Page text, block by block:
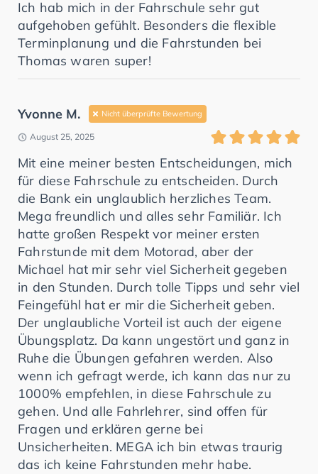
Ich hab mich in der Fahrschule sehr gut
aufgehoben gefühlt. Besonders die flexible
Terminplanung und die Fahrstunden bei
Thomas waren super!
Yvonne M. Nicht überprüfte Bewertung
August 25, 2025
Mit eine meiner besten Entscheidungen, mich
für diese Fahrschule zu entscheiden. Durch
die Bank ein unglaublich herzliches Team.
Mega freundlich und alles sehr Familiär. Ich
hatte großen Respekt vor meiner ersten
Fahrstunde mit dem Motorad, aber der
Michael hat mir sehr viel Sicherheit gegeben
in den Stunden. Durch tolle Tipps und sehr viel
Feingefühl hat er mir die Sicherheit geben.
Der unglaubliche Vorteil ist auch der eigene
Übungsplatz. Da kann ungestört und ganz in
Ruhe die Übungen gefahren werden. Also
wenn ich gefragt werde, ich kann das nur zu
1000% empfehlen, in diese Fahrschule zu
gehen. Und alle Fahrlehrer, sind offen für
Fragen und erklären gerne bei
Unsicherheiten. MEGA ich bin etwas traurig
das ich keine Fahrstunden mehr habe.